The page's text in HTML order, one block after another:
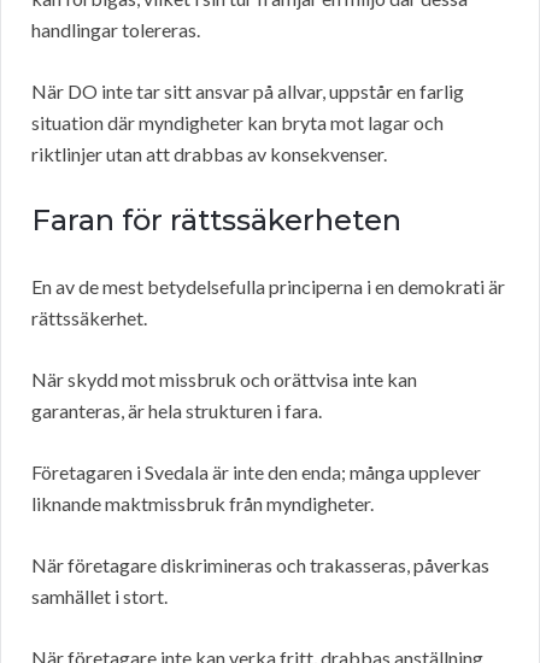
handlingar tolereras.
När DO inte tar sitt ansvar på allvar, uppstår en farlig
situation där myndigheter kan bryta mot lagar och
riktlinjer utan att drabbas av konsekvenser.
Faran för rättssäkerheten
En av de mest betydelsefulla principerna i en demokrati är
rättssäkerhet.
När skydd mot missbruk och orättvisa inte kan
garanteras, är hela strukturen i fara.
Företagaren i Svedala är inte den enda; många upplever
liknande maktmissbruk från myndigheter.
När företagare diskrimineras och trakasseras, påverkas
samhället i stort.
När företagare inte kan verka fritt, drabbas anställning